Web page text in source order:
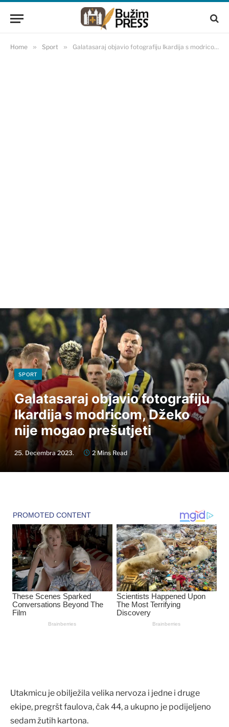
Home » Sport » Galatasaraj objavio fotografiju Ikardija s modricom, Džeko nije mogao prešutjeti
SPORT
Galatasaraj objavio fotografiju
Ikardija s modricom, Džeko
nije mogao prešutjeti
25. Decembra 2023. 2 Mins Read
Utakmicu je obilježila velika nervoza i jedne i druge
ekipe, pregršt faulova, čak 44, a ukupno je podijeljeno
sedam žutih kartona.